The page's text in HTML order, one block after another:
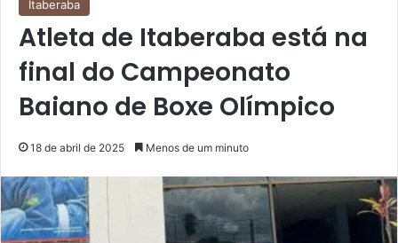
Itaberaba
Atleta de Itaberaba está na
final do Campeonato
Baiano de Boxe Olímpico
18 de abril de 2025 Menos de um minuto